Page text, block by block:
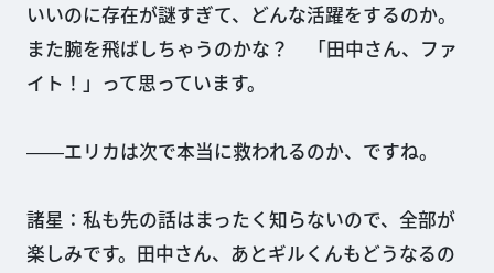
いいのに存在が謎すぎて、どんな活躍をするのか。
また腕を飛ばしちゃうのかな？ 「田中さん、ファ
イト！」って思っています。
――エリカは次で本当に救われるのか、ですね。
諸星：私も先の話はまったく知らないので、全部が
楽しみです。田中さん、あとギルくんもどうなるの